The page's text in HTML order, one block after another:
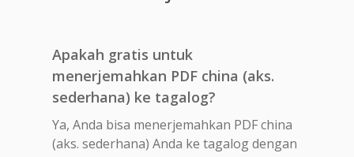
Apakah gratis untuk
menerjemahkan PDF china (aks.
sederhana) ke tagalog?
Ya, Anda bisa menerjemahkan PDF china
(aks. sederhana) Anda ke tagalog dengan